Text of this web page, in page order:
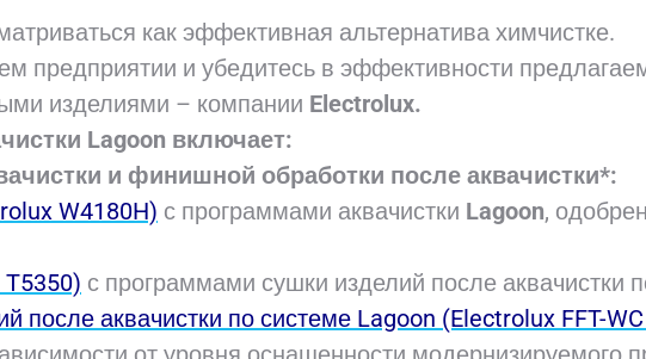
как эффективная альтернатива химчистке.
предприятии и убедитесь в эффективности
изделиями – компании Electrolux.
Lagoon включает:
и финишной обработки после аквачистки*:
W4180H) с программами аквачистки Lagoon,
с программами сушки изделий после аквачистки
аквачистки по системе Lagoon (Electrolux FFT-